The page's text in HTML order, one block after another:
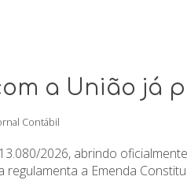
a União já
Contábil
2026, abrindo
a Emenda